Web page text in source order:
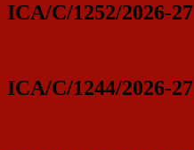
ICA/C/1252/2026-27
ICA/C/1244/2026-27